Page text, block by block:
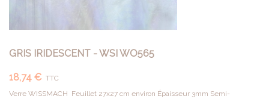
GRIS IRIDESCENT - WSI WO565
18,74 € TTC
Verre WISSMACH Feuillet 27x27 cm environ Épaisseur 3mm Semi-